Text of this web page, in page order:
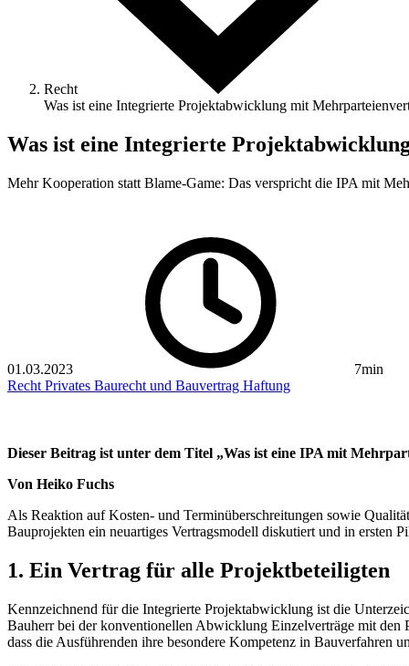
Recht
Was ist eine Integrierte Projektabwicklung mit
Was ist eine Integrierte
Mehr Kooperation statt Blame-Game: Das ­verspricht die IPA mit
01.03.2023
7min
Recht Privates Baurecht und Bauvertrag Haftung
Dieser Beitrag ist unter dem Titel „Was ist eine IPA mit
Von Heiko Fuchs
Als Reaktion auf Kosten- und Terminüberschreitungen sowie
Bauprojekten ein neuartiges Vertragsmodell diskutiert und in ersten
1. Ein Vertrag für alle Projektbeteiligten
Kennzeichnend für die Integrierte Projektabwicklung ist die
Bauherr bei der konventionellen Abwicklung Einzelverträge mit den
dass die Ausführenden ihre besondere Kompetenz in Bauverfahren